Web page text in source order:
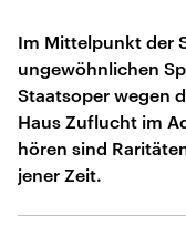
Im Mittelpunkt der
ungewöhnlichen
Staatsoper wegen
Haus Zuflucht im
hören sind
jener Zeit.